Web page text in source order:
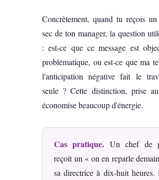
Concrètement, quand tu reçois un
sec de ton manager, la question
: est-ce que ce message est
problématique, ou est-ce que ma
l'anticipation négative fait le
seule ? Cette distinction, prise
économise beaucoup d'énergie.
Cas pratique. Un chef de
reçoit un « on en reparle
sa directrice à dix-huit heures.